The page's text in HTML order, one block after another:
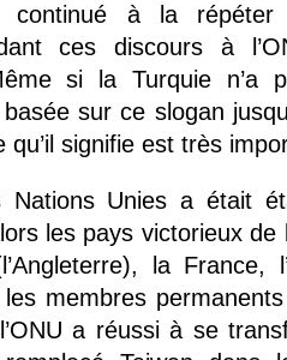
à la répéter
ces discours à
si la Turquie n’a
sur ce slogan
qu’il signifie est très
Nations Unies a était
les pays victorieux
la France,
les membres
a réussi à se